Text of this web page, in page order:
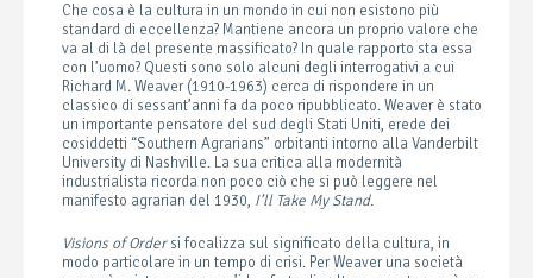
Che cosa è la cultura in un mondo in cui non esistono più
standard di eccellenza? Mantiene ancora un proprio valore che
va al di là del presente massificato? In quale rapporto sta essa
con l’uomo? Questi sono solo alcuni degli interrogativi a cui
Richard M. Weaver (1910-1963) cerca di rispondere in un
classico di sessant’anni fa da poco ripubblicato. Weaver è stato
un importante pensatore del sud degli Stati Uniti, erede dei
cosiddetti “Southern Agrarians” orbitanti intorno alla Vanderbilt
University di Nashville. La sua critica alla modernità
industrialista ricorda non poco ciò che si può leggere nel
manifesto agrarian del 1930, I’ll Take My Stand.
Visions of Ordersi focalizza sul significato della cultura, in
modo particolare in un tempo di crisi. Per Weaver una società